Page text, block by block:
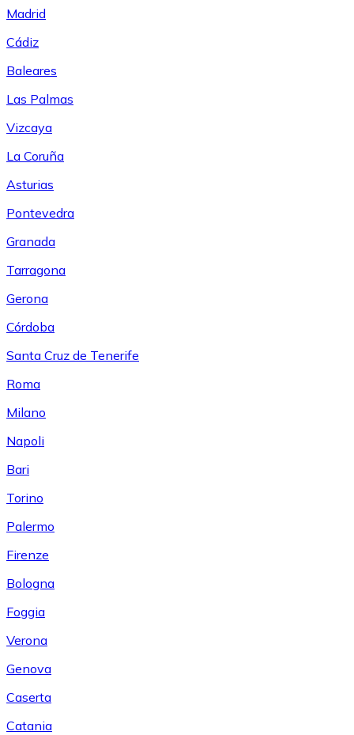
Madrid
Cádiz
Baleares
Las Palmas
Vizcaya
La Coruña
Asturias
Pontevedra
Granada
Tarragona
Gerona
Córdoba
Santa Cruz de Tenerife
Roma
Milano
Napoli
Bari
Torino
Palermo
Firenze
Bologna
Foggia
Verona
Genova
Caserta
Catania